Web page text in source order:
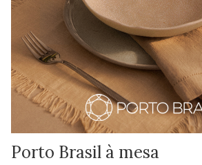
Porto Brasil à mesa